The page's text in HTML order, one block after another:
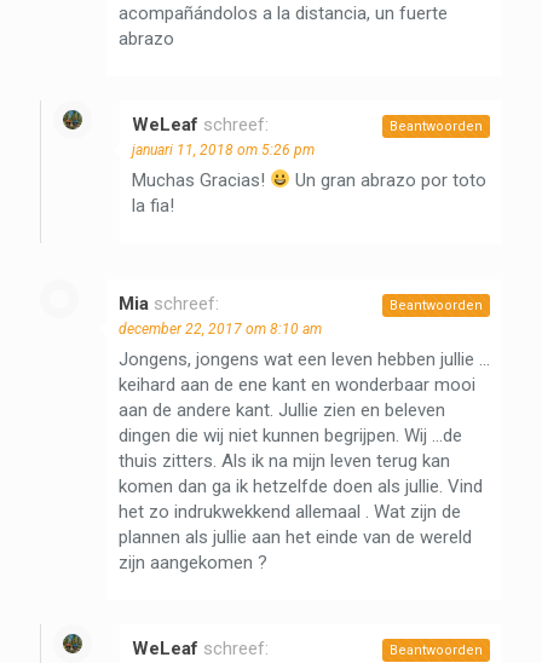
acompañándolos a la distancia, un fuerte
abrazo
WeLeaf schreef:
januari 11, 2018 om 5:26 pm
Muchas Gracias!
Un gran abrazo por toto
la fia!
Beantwoorden
Mia schreef:
december 22, 2017 om 8:10 am
Jongens, jongens wat een leven hebben jullie …
keihard aan de ene kant en wonderbaar mooi
aan de andere kant. Jullie zien en beleven
dingen die wij niet kunnen begrijpen. Wij …de
thuis zitters. Als ik na mijn leven terug kan
komen dan ga ik hetzelfde doen als jullie. Vind
het zo indrukwekkend allemaal . Wat zijn de
plannen als jullie aan het einde van de wereld
zijn aangekomen ?
Beantwoorden
WeLeaf schreef: Beantwoorden